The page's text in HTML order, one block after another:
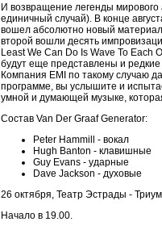
И возвращение легенды мирового
единичный случай). В конце
вошел абсолютно новый
второй вошли десять
Least We Can Do Is Wave To Each
будут еще представлены и редкие
Компания EMI по такому случаю
программе, вы услышите и
умной и думающей музыке,
Cостав Van Der Graaf Generator:
Peter Hammill - вокал
Hugh Banton - клавишные
Guy Evans - ударные
Dave Jackson - духовые
26 октября, Театр Эстрады -
Начало в 19.00.